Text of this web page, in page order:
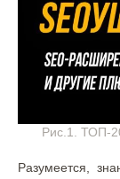
Рис.1. ТОП-
Разумеется,